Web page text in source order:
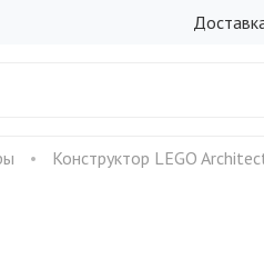
Конструктор LEGO